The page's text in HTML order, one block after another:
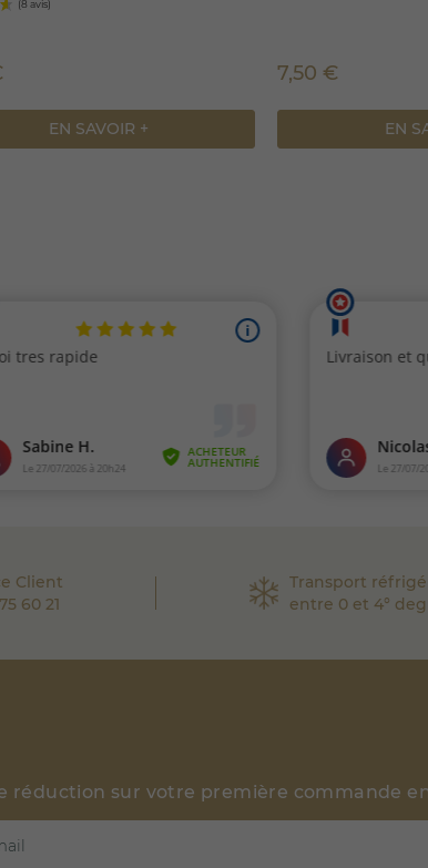
EN SAVOIR +
7,50 €
EN
Client
60 21
Transport
entre 0 et 4°
réduction sur votre première commande